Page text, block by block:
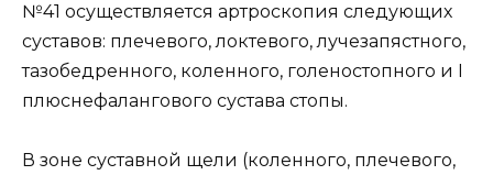
№41 осуществляется артроскопия следующих
суставов: плечевого, локтевого, лучезапястного,
тазобедренного, коленного, голеностопного и I
плюснефалангового сустава стопы.
В зоне суставной щели (коленного, плечевого,